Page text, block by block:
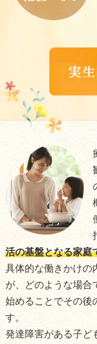
活の基盤となる家庭
具体的な働きかけの
が、どのような場合
始めることでその後
す。
発達障害がある子ど